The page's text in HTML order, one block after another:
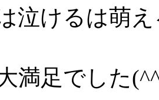
泣けるは萌
満足でした